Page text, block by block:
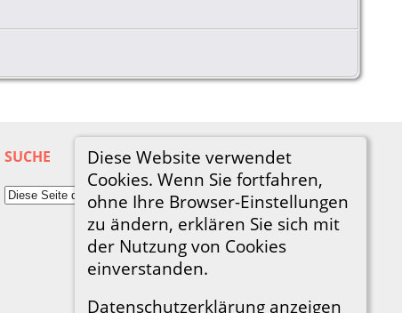
Diese Website verwendet
Cookies. Wenn Sie fortfahren,
ohne Ihre Browser-Einstellungen
zu ändern, erklären Sie sich mit
der Nutzung von Cookies
einverstanden.
Datenschutzerklärung anzeigen
SUCHE